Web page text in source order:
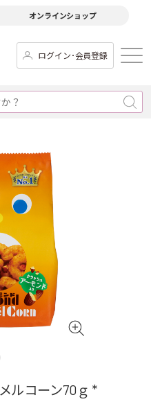
オンラインショップ
ログイン･会員登録
ルコーン70ｇ *